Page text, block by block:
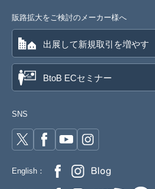
販路拡大をご検討のメーカー様へ
出展して新規取引を増やす
BtoB ECセミナー
SNS
English：